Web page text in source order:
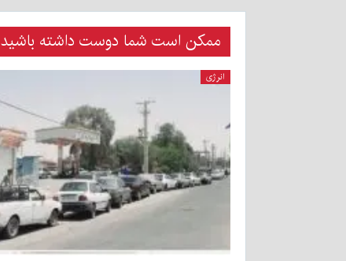
ممکن است شما دوست داشته باشید
انرژی